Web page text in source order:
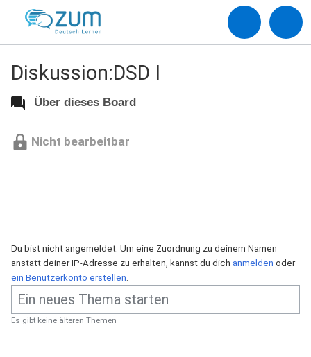
Diskussion:DSD I
Über dieses Board
Nicht bearbeitbar
Du bist nicht angemeldet. Um eine Zuordnung zu deinem Namen
anstatt deiner IP-Adresse zu erhalten, kannst du dich anmelden oder
ein Benutzerkonto erstellen.
Es gibt keine älteren Themen